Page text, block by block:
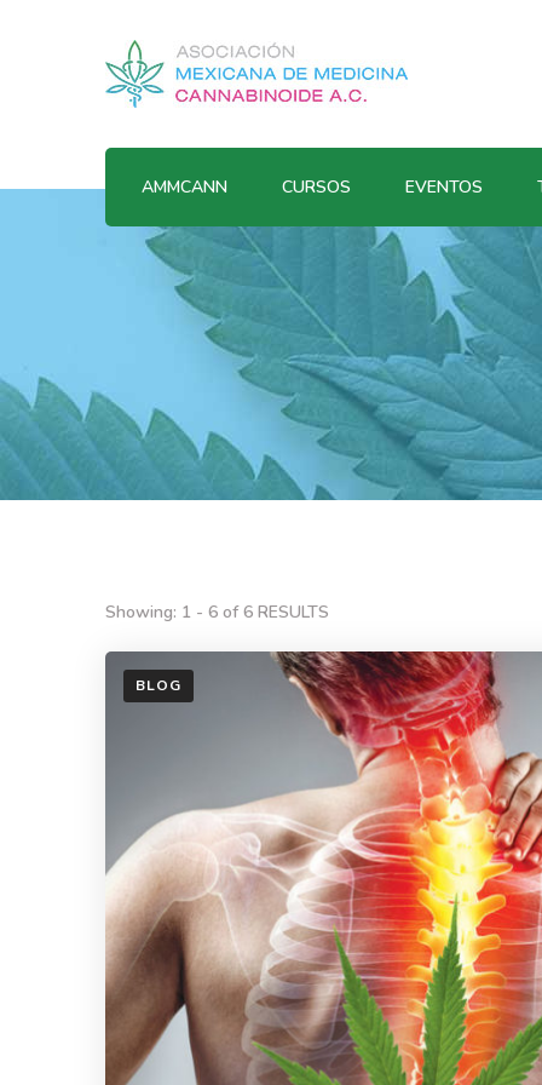
AMMCANN CURSOS EVENTOS
Showing: 1 - 6 of 6 RESULTS
BLOG